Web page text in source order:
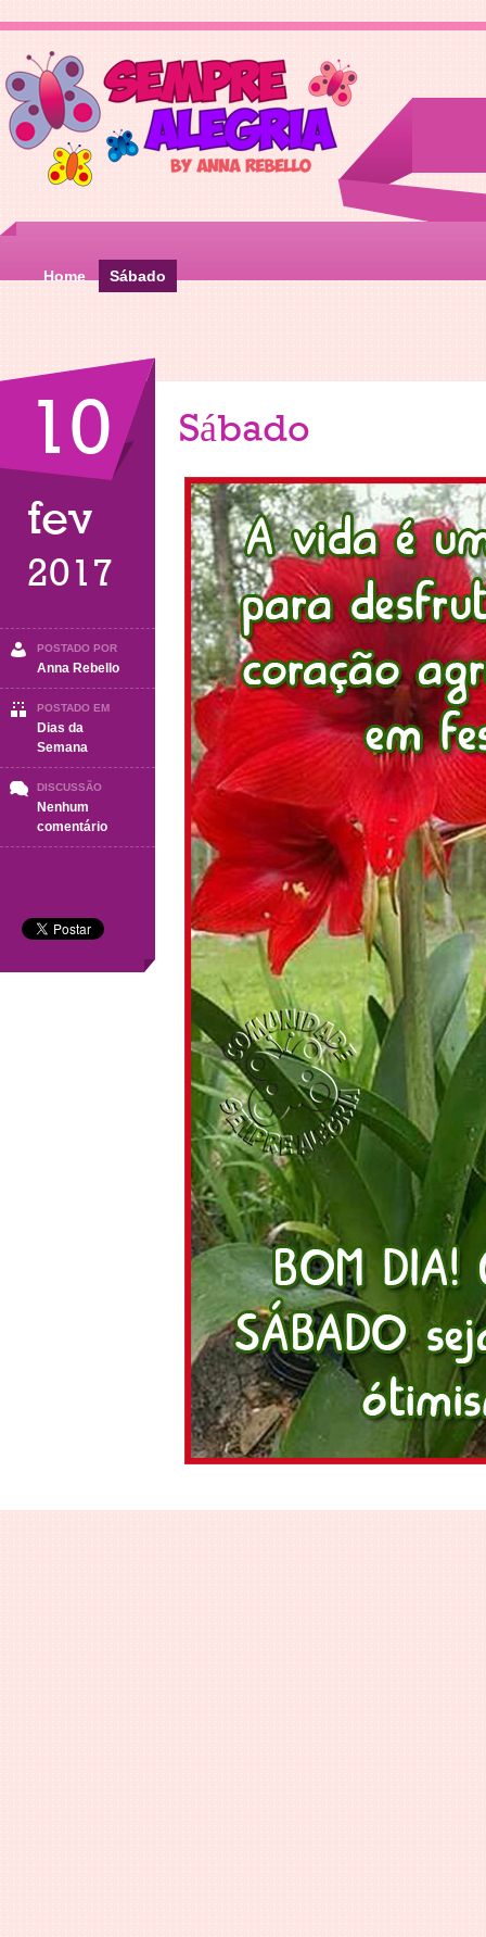
Home Sábado
10
fev
2017
POSTADO POR
Anna Rebello
POSTADO EM
Dias da
Semana
DISCUSSÃO
Nenhum
comentárioem
Sábado
Sábado